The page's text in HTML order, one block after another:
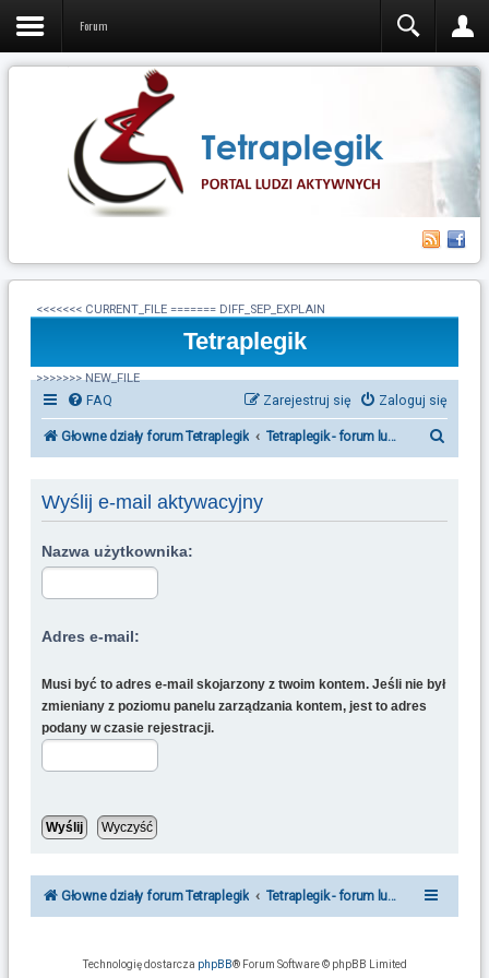
Forum
<<<<<<< CURRENT_FILE ======= DIFF_SEP_EXPLAIN
Tetraplegik
>>>>>>> NEW_FILE
FAQ Zaloguj się
Zarejestruj się
Głowne działy forum Tetraplegik Tetraplegik - forum ludzi po urazie
k
Wyślij e-mail aktywacyjny
Nazwa użytkownika:
Adres e-mail:
Musi być to adres e-mail skojarzony z twoim kontem. Jeśli nie był
zmieniany z poziomu panelu zarządzania kontem, jest to adres
podany w czasie rejestracji.
Głowne działy forum Tetraplegik Tetraplegik - forum ludzi po urazie
Technologię dostarcza phpBB® Forum Software © phpBB Limited